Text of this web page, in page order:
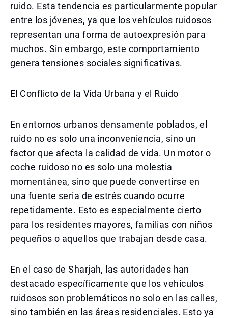
ruido. Esta tendencia es particularmente popular
entre los jóvenes, ya que los vehículos ruidosos
representan una forma de autoexpresión para
muchos. Sin embargo, este comportamiento
genera tensiones sociales significativas.
El Conflicto de la Vida Urbana y el Ruido
En entornos urbanos densamente poblados, el
ruido no es solo una inconveniencia, sino un
factor que afecta la calidad de vida. Un motor o
coche ruidoso no es solo una molestia
momentánea, sino que puede convertirse en
una fuente seria de estrés cuando ocurre
repetidamente. Esto es especialmente cierto
para los residentes mayores, familias con niños
pequeños o aquellos que trabajan desde casa.
En el caso de Sharjah, las autoridades han
destacado específicamente que los vehículos
ruidosos son problemáticos no solo en las calles,
sino también en las áreas residenciales. Esto ya